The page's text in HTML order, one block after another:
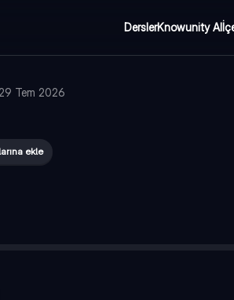
DerslerKnowunity AI
29 Tem 2026
ekle